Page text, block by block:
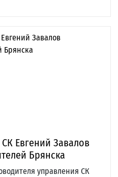
Евгений Завалов
Брянска
управления СК